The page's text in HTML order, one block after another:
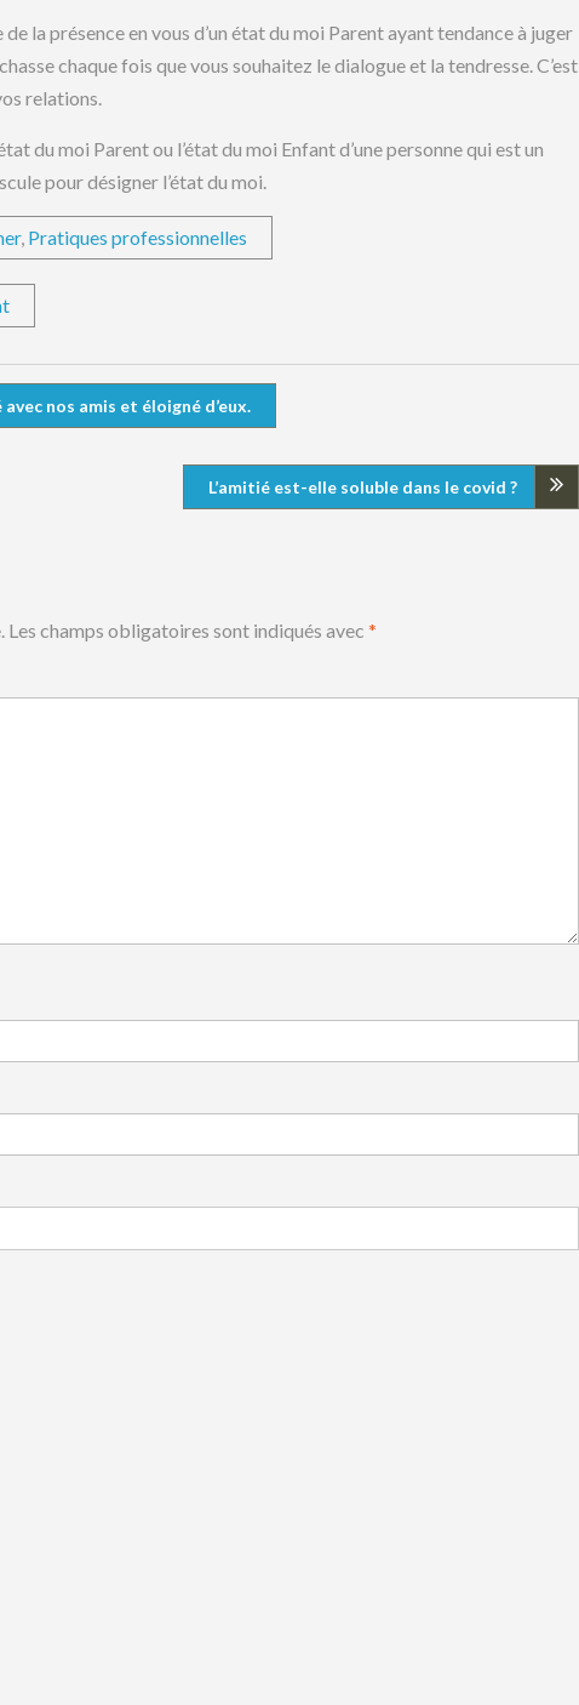
la présence en vous d’un état du moi Parent ayant tendance à juger
chaque fois que vous souhaitez le dialogue et la tendresse. C’est
relations.
du moi Parent ou l’état du moi Enfant d’une personne qui est un
pour désigner l’état du moi.
, Pratiques professionnelles
nos amis et éloigné d’eux.
L’amitié est-elle soluble dans le covid ?
Les champs obligatoires sont indiqués avec *